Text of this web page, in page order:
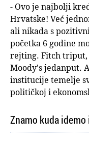
- Ovo je najbolji
Hrvatske! Već
ali nikada s
početka 6 godine
rejting. Fitch triput,
Moody's jedanput.
institucije temelje
političkoj i
Znamo kuda